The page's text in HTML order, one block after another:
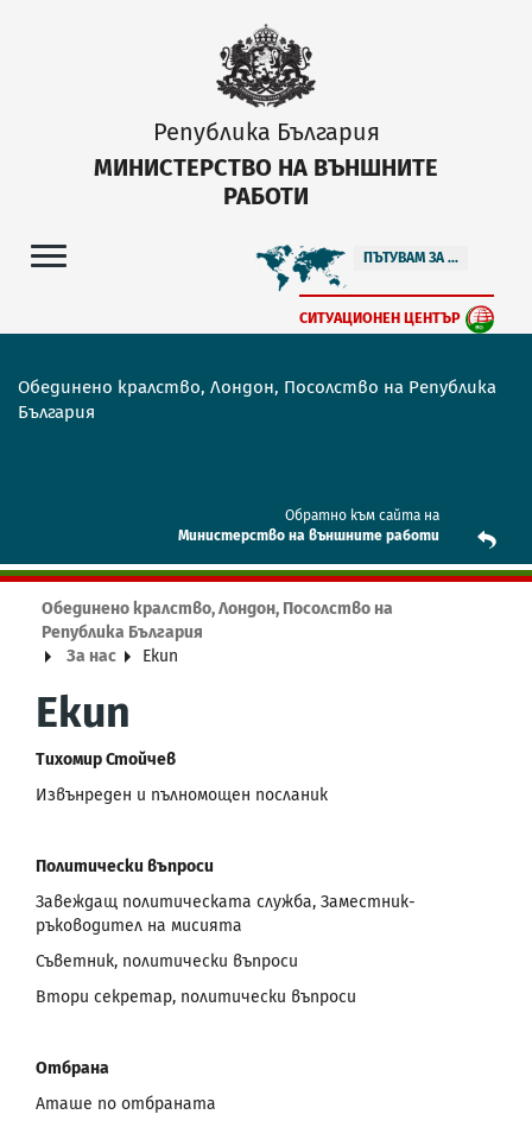
Република България
МИНИСТЕРСТВО НА ВЪНШНИТЕ
РАБОТИ
ПЪТУВАМ ЗА ...
СИТУАЦИОНЕН ЦЕНТЪР
Обединено кралство, Лондон, Посолство на Република
България
Обратно към сайта на
Mинистерство на външните работи
Обединено кралство, Лондон, Посолство на
Република България
За нас
Екип
Екип
Тихомир Стойчев
Извънреден и пълномощен посланик
Политически въпроси
Завеждащ политическата служба, Заместник-
ръководител на мисията
Съветник, политически въпроси
Втори секретар, политически въпроси
Отбрана
Аташе по отбраната